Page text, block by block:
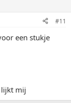
#11
een stukje
lijkt mij